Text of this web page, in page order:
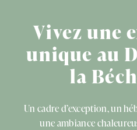
Vivez une
unique au
la
Un cadre d’exception, un
une ambiance